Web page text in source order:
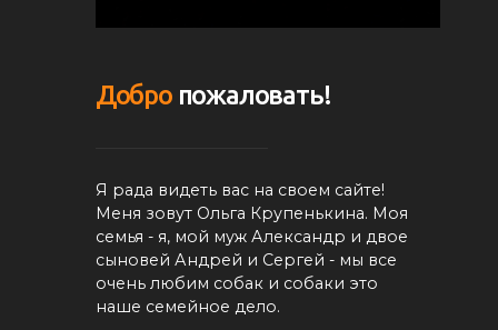
Добропожаловать!
Я рада видеть вас на своем сайте!
Меня зовут Ольга Крупенькина. Моя
семья - я, мой муж Александр и двое
сыновей Андрей и Сергей - мы все
очень любим собак и собаки это
наше семейное дело.